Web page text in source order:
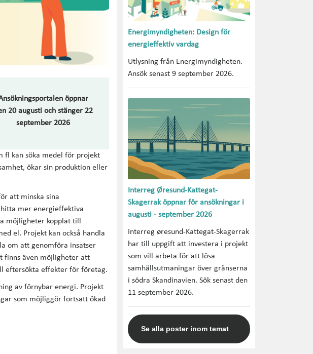
öppnar
20 augusti och stänger 22
september 2026
fl kan söka medel för projekt
ökar sin produktion eller
att minska sina
mer energieffektiva
möjligheter kopplat till
el. Projekt kan också handla
om att genomföra insatser
finns även möjligheter att
eftersökta effekter för företag.
av förnybar energi. Projekt
som möjliggör fortsatt ökad
Energimyndigheten: Design för
energieffektiv vardag
Utlysning från Energimyndigheten.
Ansök senast 9 september 2026.
Interreg Øresund-Kattegat-
Skagerrak öppnar för ansökningar i
augusti - september 2026
Interreg øresund-Kattegat-Skagerrak
har till uppgift att investera i projekt
som vill arbeta för att lösa
samhällsutmaningar över gränserna
i södra Skandinavien. Sök senast den
11 september 2026.
Se alla poster inom temat